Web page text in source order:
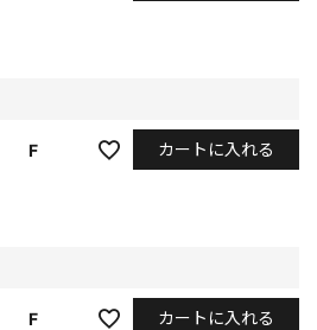
F カートに入れる
F カートに入れる